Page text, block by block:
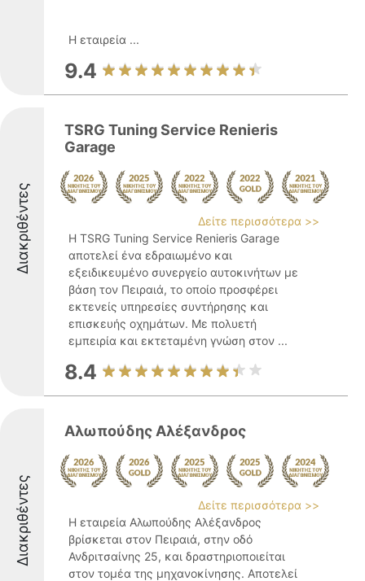
Η εταιρεία ...
9.4
Διακριθέντες
TSRG Tuning Service Renieris
Garage
Δείτε περισσότερα >>
Η TSRG Tuning Service Renieris Garage
αποτελεί ένα εδραιωμένο και
εξειδικευμένο συνεργείο αυτοκινήτων με
βάση τον Πειραιά, το οποίο προσφέρει
εκτενείς υπηρεσίες συντήρησης και
επισκευής οχημάτων. Με πολυετή
εμπειρία και εκτεταμένη γνώση στον ...
8.4
Διακριθέντες
Αλωπούδης Αλέξανδρος
Δείτε περισσότερα >>
Η εταιρεία Αλωπούδης Αλέξανδρος
βρίσκεται στον Πειραιά, στην οδό
Ανδριτσαίνης 25, και δραστηριοποιείται
στον τομέα της μηχανοκίνησης. Αποτελεί